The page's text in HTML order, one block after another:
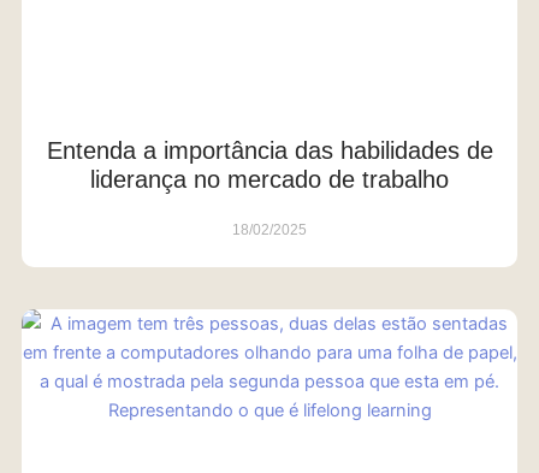
Entenda a importância das habilidades de
liderança no mercado de trabalho
18/02/2025